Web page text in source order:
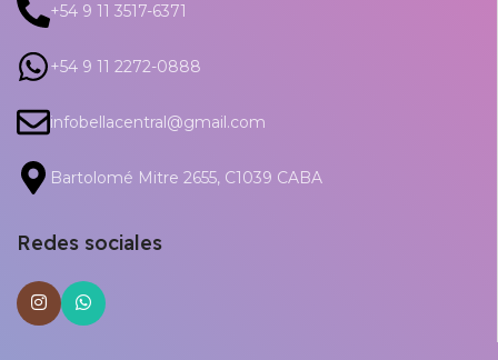
+54 9 11 3517-6371
+54 9 11 2272-0888
infobellacentral@gmail.com
Bartolomé Mitre 2655, C1039 CABA
Redes sociales